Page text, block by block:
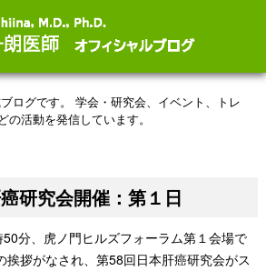
ログです。
学会・研究会、イベント、トレ
活動を発信しています。
研究会開催：第１日
分、虎ノ門ヒルズフォーラム第１会場で
挨拶がなされ、第58回日本肝癌研究会がス